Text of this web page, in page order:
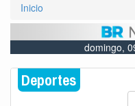
Inicio
domingo,
Deportes